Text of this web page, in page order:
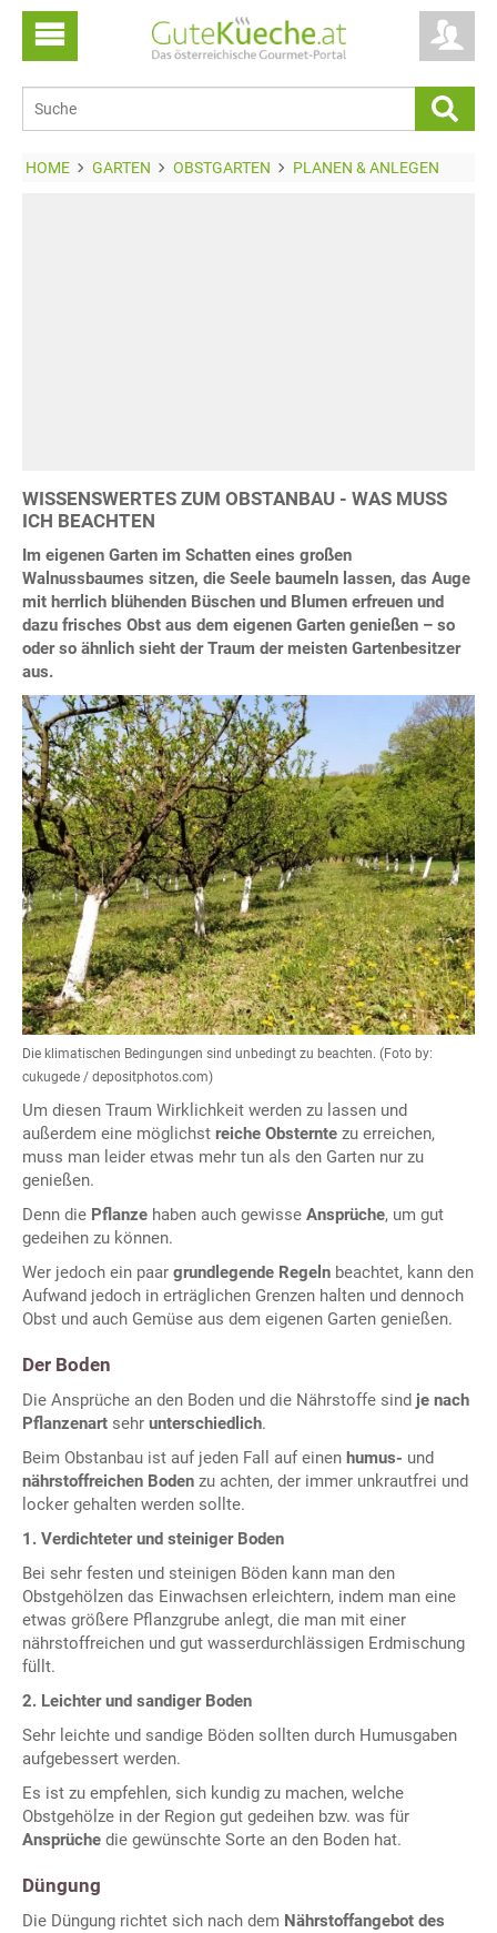
HOME GARTEN OBSTGARTEN PLANEN & ANLEGEN
WISSENSWERTES ZUM OBSTANBAU - WAS MUSS
ICH BEACHTEN
Im eigenen Garten im Schatten eines großen
Walnussbaumes sitzen, die Seele baumeln lassen, das Auge
mit herrlich blühenden Büschen und Blumen erfreuen und
dazu frisches Obst aus dem eigenen Garten genießen – so
oder so ähnlich sieht der Traum der meisten Gartenbesitzer
aus.
Die klimatischen Bedingungen sind unbedingt zu beachten. (Foto by:
cukugede / depositphotos.com)
Um diesen Traum Wirklichkeit werden zu lassen und
außerdem eine möglichst reiche Obsternte zu erreichen,
muss man leider etwas mehr tun als den Garten nur zu
genießen.
Denn die Pflanze haben auch gewisse Ansprüche, um gut
gedeihen zu können.
Wer jedoch ein paar grundlegende Regeln beachtet, kann den
Aufwand jedoch in erträglichen Grenzen halten und dennoch
Obst und auch Gemüse aus dem eigenen Garten genießen.
Der Boden
Die Ansprüche an den Boden und die Nährstoffe sind je nach
Pflanzenart sehr unterschiedlich.
Beim Obstanbau ist auf jeden Fall auf einen humus- und
nährstoffreichen Boden zu achten, der immer unkrautfrei und
locker gehalten werden sollte.
1. Verdichteter und steiniger Boden
Bei sehr festen und steinigen Böden kann man den
Obstgehölzen das Einwachsen erleichtern, indem man eine
etwas größere Pflanzgrube anlegt, die man mit einer
nährstoffreichen und gut wasserdurchlässigen Erdmischung
füllt.
2. Leichter und sandiger Boden
Sehr leichte und sandige Böden sollten durch Humusgaben
aufgebessert werden.
Es ist zu empfehlen, sich kundig zu machen, welche
Obstgehölze in der Region gut gedeihen bzw. was für
Ansprüche die gewünschte Sorte an den Boden hat.
Düngung
Die Düngung richtet sich nach dem Nährstoffangebot des